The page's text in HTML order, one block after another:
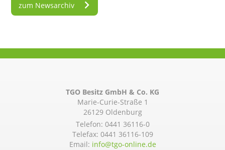
zum Newsarchiv
TGO Besitz GmbH & Co. KG
Marie-Curie-Straße 1
26129 Oldenburg
Telefon: 0441 36116-0
Telefax: 0441 36116-109
Email: info@­tgo-online.de